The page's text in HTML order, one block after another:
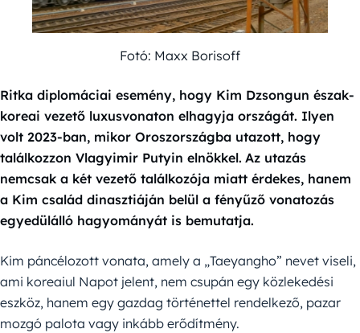
Fotó: Maxx Borisoff
Ritka diplomáciai esemény, hogy Kim Dzsongun észak-
koreai vezető luxusvonaton elhagyja országát. Ilyen
volt 2023-ban, mikor Oroszországba utazott, hogy
találkozzon Vlagyimir Putyin elnökkel. Az utazás
nemcsak a két vezető találkozója miatt érdekes, hanem
a Kim család dinasztiáján belül a fényűző vonatozás
egyedülálló hagyományát is bemutatja.
Kim páncélozott vonata, amely a „Taeyangho” nevet viseli,
ami koreaiul Napot jelent, nem csupán egy közlekedési
eszköz, hanem egy gazdag történettel rendelkező, pazar
mozgó palota vagy inkább erődítmény.